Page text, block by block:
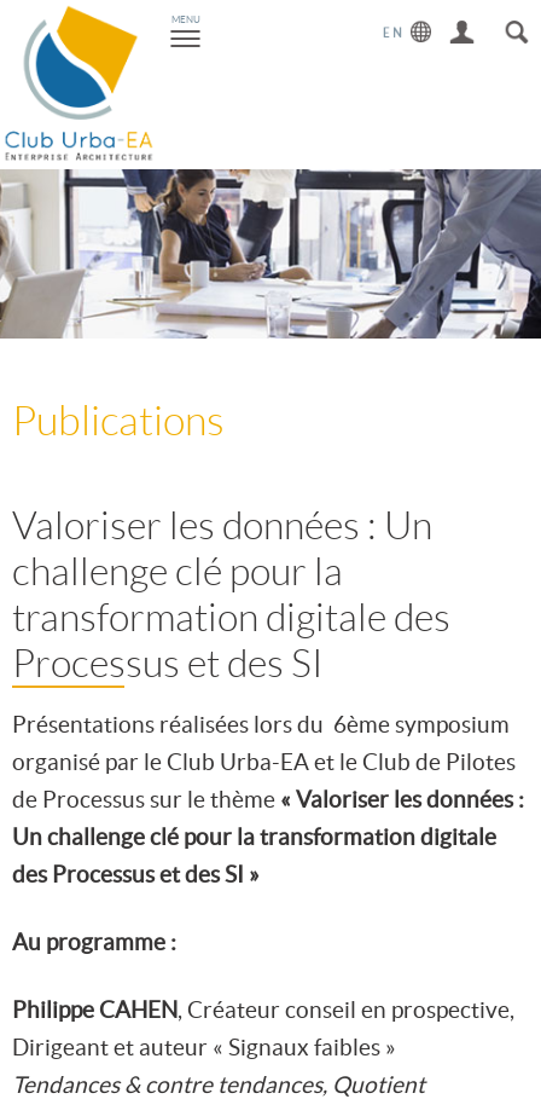
Toggle
navigation
MENU
Publications
Valoriser les données : Un
challenge clé pour la
transformation digitale des
Processus et des SI
Présentations réalisées lors du 6ème symposium
organisé par le Club Urba-EA et le Club de Pilotes
de Processus sur le thème « Valoriser les données :
Un challenge clé pour la transformation digitale
des Processus et des SI »
Au programme :
Philippe CAHEN, Créateur conseil en prospective,
Dirigeant et auteur « Signaux faibles »
Tendances & contre tendances, Quotient